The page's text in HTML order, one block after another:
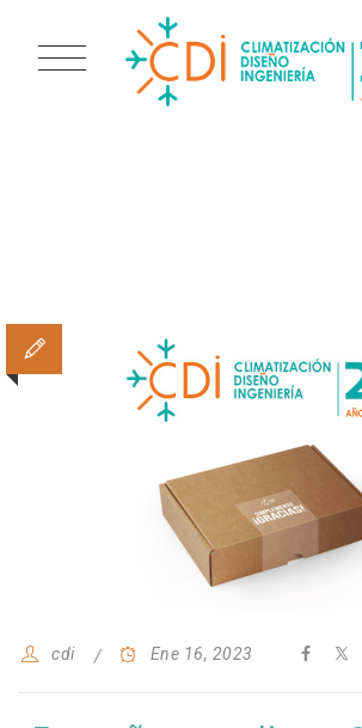
cdi Ene 16, 2023